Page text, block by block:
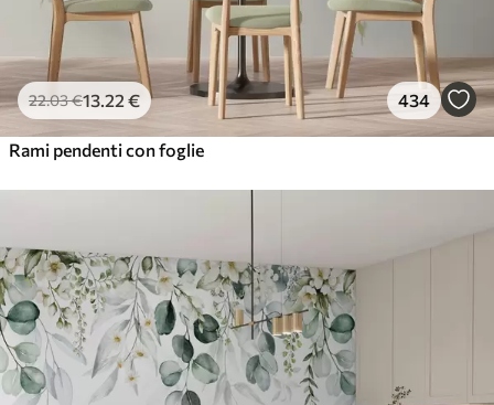
22.03€13 .22 € 434
Rami pendenti con foglie